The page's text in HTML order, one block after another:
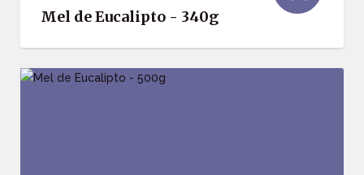
Mel de Eucalipto - 340g